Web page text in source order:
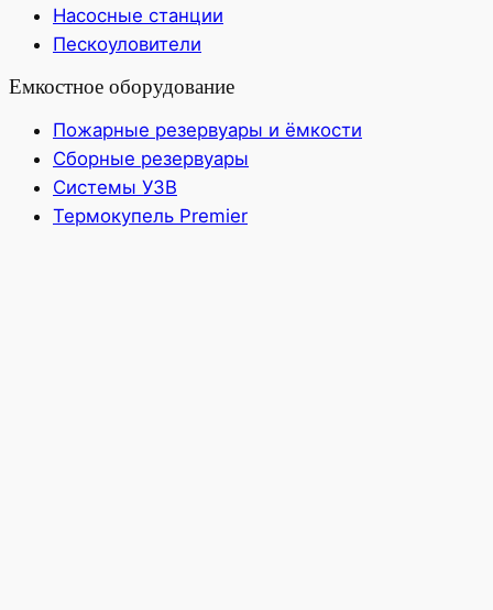
Насосные станции
Пескоуловители
Емкостное оборудование
Пожарные резервуары и ёмкости
Сборные резервуары
Системы УЗВ
Термокупель Premier